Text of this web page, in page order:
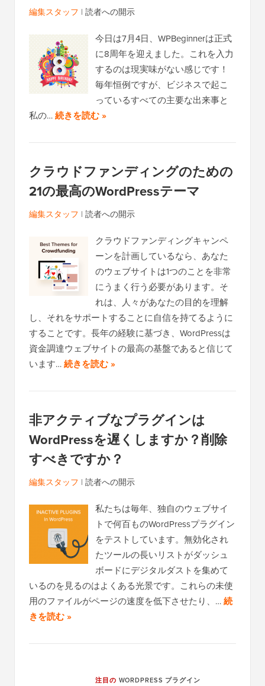
編集スタッフ | 読者への開示
今日は7月4日、WPBeginnerは正式
に8周年を迎えました。これを入力
するのは現実味がない感じです！
毎年恒例ですが、ビジネスで起こ
っているすべての主要な出来事と
私の…続きを読む »
クラウドファンディングのための
21の最高のWordPressテーマ
編集スタッフ | 読者への開示
クラウドファンディングキャンペ
ーンを計画しているなら、あなた
のウェブサイトは1つのことを非常
にうまく行う必要があります。そ
れは、人々があなたの目的を理解
し、それをサポートすることに自信を持てるように
することです。長年の経験に基づき、WordPressは
資金調達ウェブサイトの最高の基盤であると信じて
います…続きを読む »
非アクティブなプラグインは
WordPressを遅くしますか？削除
すべきですか？
編集スタッフ | 読者への開示
私たちは毎年、独自のウェブサイ
トで何百ものWordPressプラグイン
をテストしています。無効化され
たツールの長いリストがダッシュ
ボードにデジタルダストを集めて
いるのを見るのはよくある光景です。これらの未使
用のファイルがページの速度を低下させたり、…続
きを読む »
注目の WORDPRESS プラグイン